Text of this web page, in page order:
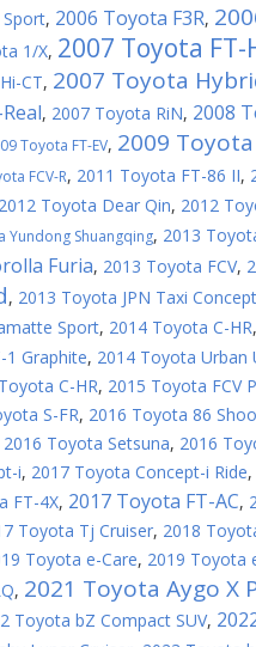
, 2006 Toyota F3R,
1/X, 2007 Toyota FT-
CT, 2007 Toyota
, 2007 Toyota RiN, 2008
Toyota FT-EV, 2009 Toyota
FCV-R, 2011 Toyota FT-86 II,
2012 Toyota Dear Qin, 2012
Yundong Shuangqing, 2013
Furia, 2013 Toyota FCV,
, 2013 Toyota JPN Taxi Concept
Sport, 2014 Toyota C-HR,
1 Graphite, 2014 Toyota Urban
C-HR, 2015 Toyota FCV
S-FR, 2016 Toyota 86
2016 Toyota Setsuna, 2016
i, 2017 Toyota Concept-i Ride,
FT-4X, 2017 Toyota FT-AC,
Toyota Tj Cruiser, 2018
Toyota e-Care, 2019 Toyota
, 2021 Toyota Aygo X
Toyota bZ Compact SUV,